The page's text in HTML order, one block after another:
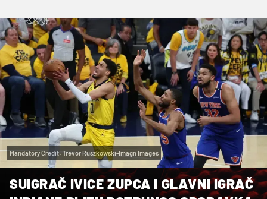
Mandatory Credit: Trevor Ruszkowski-Imagn Images
SUIGRAČ IVICE ZUPCA I GLAVNI IGRAČ